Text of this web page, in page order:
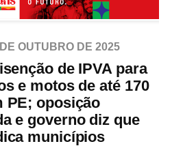
OUTUBRO DE 2025
de IPVA para
e motos de até 170
PE; oposição
e governo diz que
municípios